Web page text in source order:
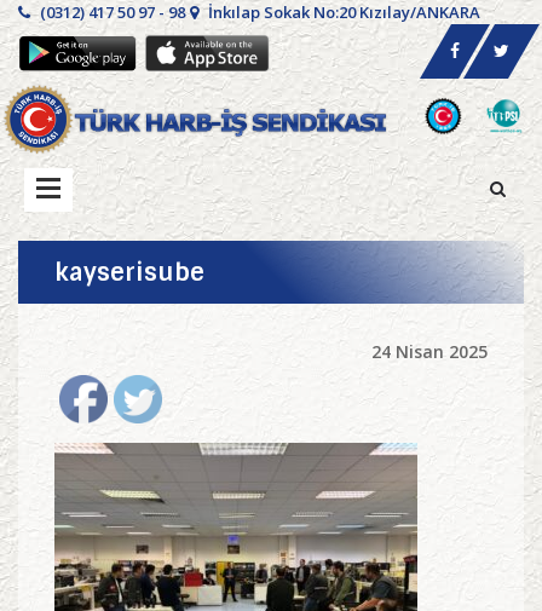
(0312) 417 50 97 - 98 İnkılap Sokak No:20 Kızılay/ANKARA
kayserisube
24 Nisan 2025